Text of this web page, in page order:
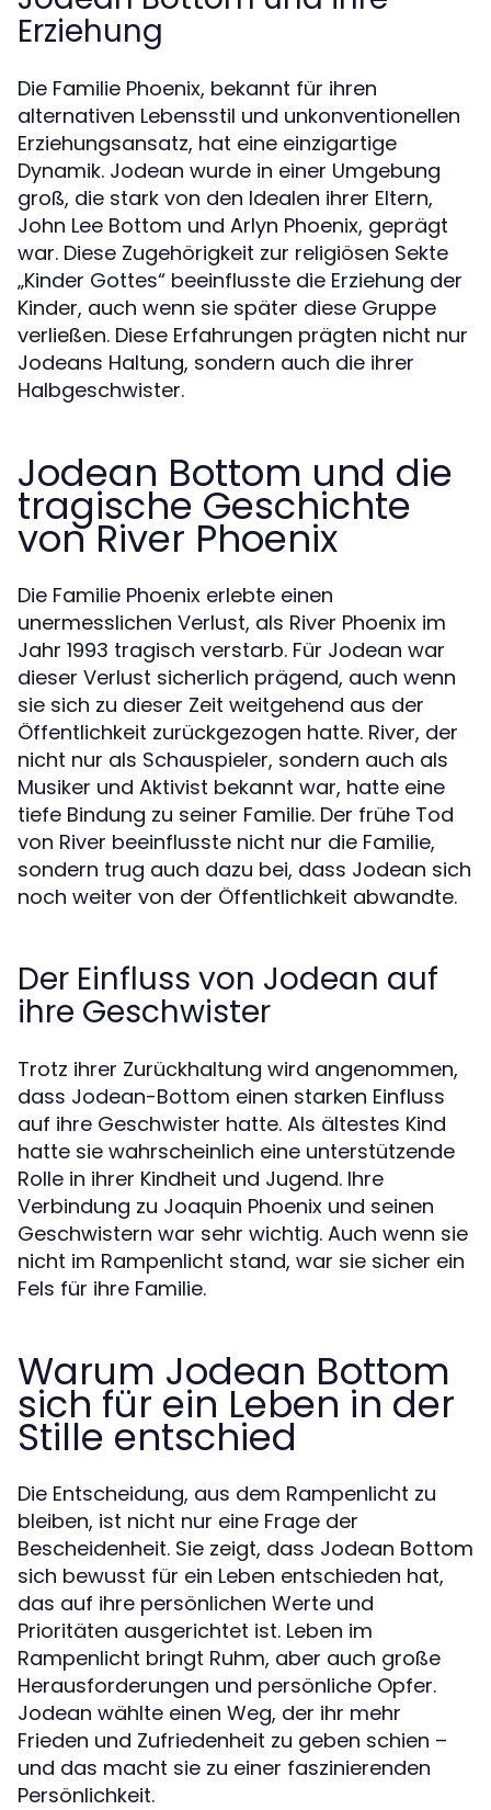
Erziehung
Die Familie Phoenix, bekannt für ihren
alternativen Lebensstil und unkonventionellen
Erziehungsansatz, hat eine einzigartige
Dynamik. Jodean wurde in einer Umgebung
groß, die stark von den Idealen ihrer Eltern,
John Lee Bottom und Arlyn Phoenix, geprägt
war. Diese Zugehörigkeit zur religiösen Sekte
„Kinder Gottes“ beeinflusste die Erziehung der
Kinder, auch wenn sie später diese Gruppe
verließen. Diese Erfahrungen prägten nicht nur
Jodeans Haltung, sondern auch die ihrer
Halbgeschwister.
Jodean Bottom und die
tragische Geschichte
von River Phoenix
Die Familie Phoenix erlebte einen
unermesslichen Verlust, als River Phoenix im
Jahr 1993 tragisch verstarb. Für Jodean war
dieser Verlust sicherlich prägend, auch wenn
sie sich zu dieser Zeit weitgehend aus der
Öffentlichkeit zurückgezogen hatte. River, der
nicht nur als Schauspieler, sondern auch als
Musiker und Aktivist bekannt war, hatte eine
tiefe Bindung zu seiner Familie. Der frühe Tod
von River beeinflusste nicht nur die Familie,
sondern trug auch dazu bei, dass Jodean sich
noch weiter von der Öffentlichkeit abwandte.
Der Einfluss von Jodean auf
ihre Geschwister
Trotz ihrer Zurückhaltung wird angenommen,
dass Jodean-Bottom einen starken Einfluss
auf ihre Geschwister hatte. Als ältestes Kind
hatte sie wahrscheinlich eine unterstützende
Rolle in ihrer Kindheit und Jugend. Ihre
Verbindung zu Joaquin Phoenix und seinen
Geschwistern war sehr wichtig. Auch wenn sie
nicht im Rampenlicht stand, war sie sicher ein
Fels für ihre Familie.
Warum Jodean Bottom
sich für ein Leben in der
Stille entschied
Die Entscheidung, aus dem Rampenlicht zu
bleiben, ist nicht nur eine Frage der
Bescheidenheit. Sie zeigt, dass Jodean Bottom
sich bewusst für ein Leben entschieden hat,
das auf ihre persönlichen Werte und
Prioritäten ausgerichtet ist. Leben im
Rampenlicht bringt Ruhm, aber auch große
Herausforderungen und persönliche Opfer.
Jodean wählte einen Weg, der ihr mehr
Frieden und Zufriedenheit zu geben schien –
und das macht sie zu einer faszinierenden
Persönlichkeit.